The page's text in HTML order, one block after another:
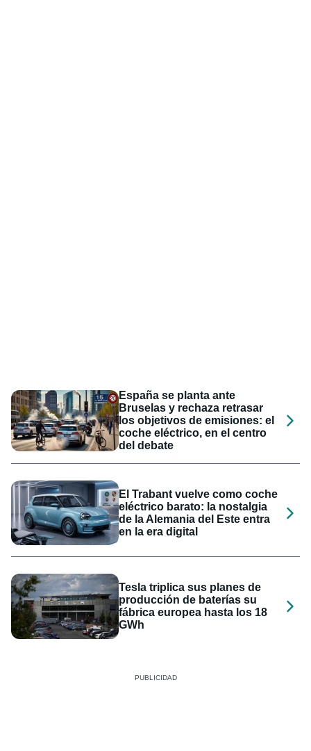
España se planta ante
Bruselas y rechaza retrasar
los objetivos de emisiones: el
coche eléctrico, en el centro
del debate
El Trabant vuelve como coche
eléctrico barato: la nostalgia
de la Alemania del Este entra
en la era digital
Tesla triplica sus planes de
producción de baterías su
fábrica europea hasta los 18
GWh